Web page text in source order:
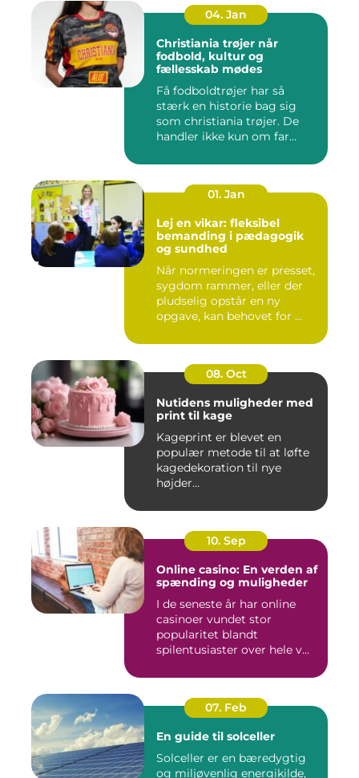
04. Jan
Christiania trøjer når
fodbold, kultur og
fællesskab mødes
Få fodboldtrøjer har så
stærk en historie bag sig
som christiania trøjer. De
handler ikke kun om far...
01. Jan
Lej en vikar: fleksibel
bemanding i pædagogik
og sundhed
Når normeringen er presset,
sygdom rammer, eller der
pludselig opstår en ny
opgave, kan behovet for ...
08. Oct
Nutidens muligheder med
print til kage
Kageprint er blevet en
populær metode til at løfte
kagedekoration til nye
højder...
10. Sep
Online casino: En verden af
spænding og muligheder
I de seneste år har online
casinoer vundet stor
popularitet blandt
spilentusiaster over hele v...
07. Feb
En guide til solceller
Solceller er en bæredygtig
og miljøvenlig energikilde,